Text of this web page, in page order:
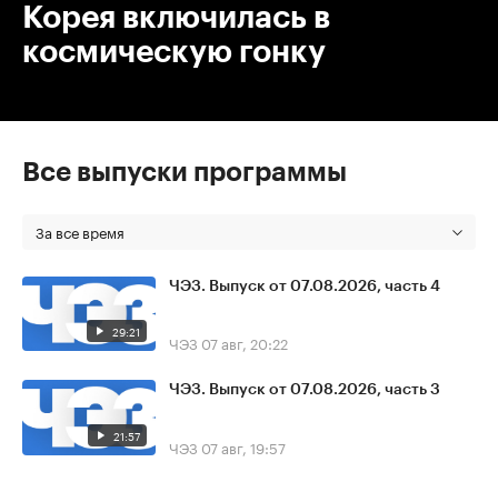
Корея включилась в
космическую гонку
Все выпуски программы
За все время
29:21
ЧЭЗ. Выпуск от 07.08.2026, часть 4
ЧЭЗ 07 авг, 20:22
21:57
ЧЭЗ. Выпуск от 07.08.2026, часть 3
ЧЭЗ 07 авг, 19:57